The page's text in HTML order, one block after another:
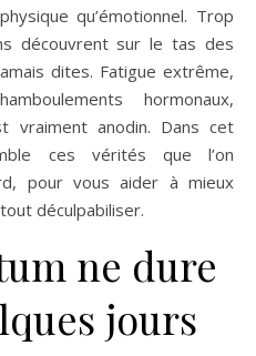
qu’émotionnel. Trop
découvrent sur le tas des
dites. Fatigue extrême,
hormonaux,
vraiment anodin. Dans cet
ces vérités que l’on
pour vous aider à mieux
déculpabiliser.
ne dure
jours